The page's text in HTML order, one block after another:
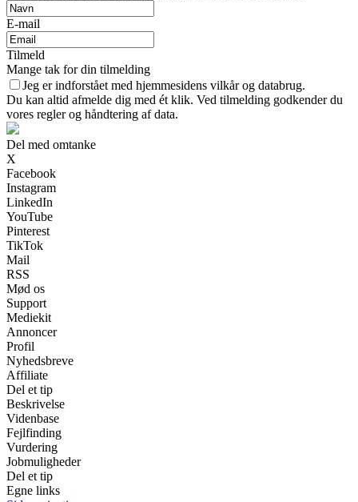
E-mail
Tilmeld
Mange tak for din tilmelding
Jeg er indforstået med hjemmesidens vilkår og databrug.
Du kan altid afmelde dig med ét klik. Ved tilmelding godkender du
vores regler og håndtering af data.
Del med omtanke
X
Facebook
Instagram
LinkedIn
YouTube
Pinterest
TikTok
Mail
RSS
Mød os
Support
Mediekit
Annoncer
Profil
Nyhedsbreve
Affiliate
Del et tip
Beskrivelse
Videnbase
Fejlfinding
Vurdering
Jobmuligheder
Del et tip
Egne links